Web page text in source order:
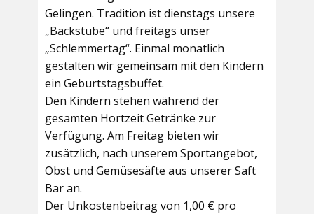
Gelingen. Tradition ist dienstags unsere
„Backstube“ und freitags unser
„Schlemmertag“. Einmal monatlich
gestalten wir gemeinsam mit den Kindern
ein Geburtstagsbuffet.
Den Kindern stehen während der
gesamten Hortzeit Getränke zur
Verfügung. Am Freitag bieten wir
zusätzlich, nach unserem Sportangebot,
Obst und Gemüsesäfte aus unserer Saft
Bar an.
Der Unkostenbeitrag von 1,00 € pro